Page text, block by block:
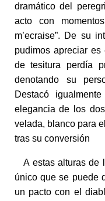
dramático del
acto con
m’ecraise”. De su
pudimos apreciar
de tesitura perdía
denotando su
Destacó
elegancia de los
velada, blanco para
tras su conversión
A estas alturas de
único que se puede
un pacto con el